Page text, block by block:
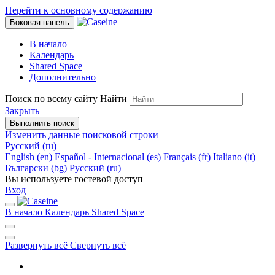
Перейти к основному содержанию
Боковая панель
В начало
Календарь
Shared Space
Дополнительно
Поиск по всему сайту Найти
Закрыть
Выполнить поиск
Изменить данные поисковой строки
Русский ‎(ru)‎
English ‎(en)‎ Español - Internacional ‎(es)‎ Français ‎(fr)‎ Italiano ‎(it)‎
Български ‎(bg)‎ Русский ‎(ru)‎
Вы используете гостевой доступ
Вход
В начало Календарь Shared Space
Развернуть всё Свернуть всё